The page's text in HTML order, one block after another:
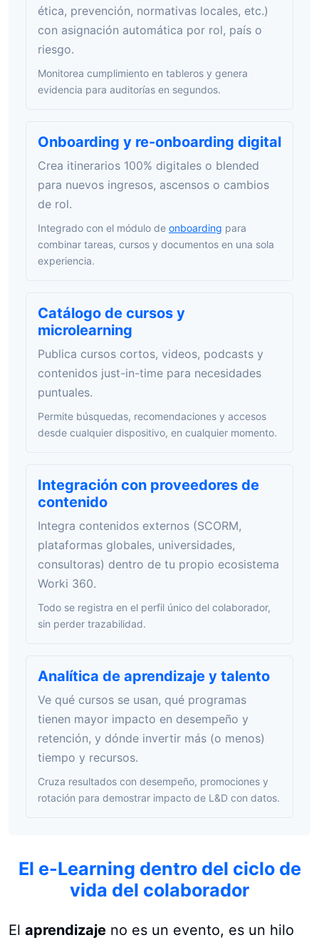
ética, prevención, normativas locales, etc.)
con asignación automática por rol, país o
riesgo.
Monitorea cumplimiento en tableros y genera
evidencia para auditorías en segundos.
Onboarding y re-onboarding digital
Crea itinerarios 100% digitales o blended
para nuevos ingresos, ascensos o cambios
de rol.
Integrado con el módulo de onboarding para
combinar tareas, cursos y documentos en una sola
experiencia.
Catálogo de cursos y
microlearning
Publica cursos cortos, videos, podcasts y
contenidos just-in-time para necesidades
puntuales.
Permite búsquedas, recomendaciones y accesos
desde cualquier dispositivo, en cualquier momento.
Integración con proveedores de
contenido
Integra contenidos externos (SCORM,
plataformas globales, universidades,
consultoras) dentro de tu propio ecosistema
Worki 360.
Todo se registra en el perfil único del colaborador,
sin perder trazabilidad.
Analítica de aprendizaje y talento
Ve qué cursos se usan, qué programas
tienen mayor impacto en desempeño y
retención, y dónde invertir más (o menos)
tiempo y recursos.
Cruza resultados con desempeño, promociones y
rotación para demostrar impacto de L&D con datos.
El e-Learning dentro del ciclo de
vida del colaborador
El aprendizaje no es un evento, es un hilo